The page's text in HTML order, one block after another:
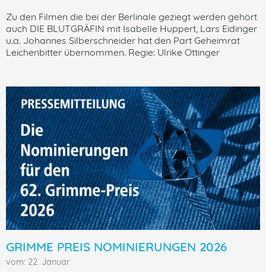
Zu den Filmen die bei der Berlinale geziegt werden gehört
auch DIE BLUTGRÄFIN mit Isabelle Huppert, Lars Eidinger
u.a. Johannes Silberschneider hat den Part Geheimrat
Leichenbitter übernommen. Regie: Ulrike Ottinger
GRIMME PREIS NOMINIERUNGEN 2026
vom: 22. Januar